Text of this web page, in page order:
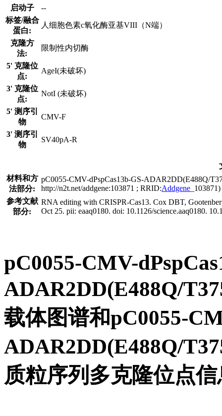
启动子
--
标签/融合
蛋白:
人细胞色素c氧化酶亚基VIII（N端）
克隆方
法:
限制性内切酶
5' 克隆位
点:
AgeI(未破坏)
3' 克隆位
点:
NotI (未破坏)
5' 测序引
物
CMV-F
3' 测序引
物
SV40pA-R
材料和方
法部分:
pC0055-CMV-dPspCas13b-GS-ADAR2DD(E488Q/
http://n2t.net/addgene:103871 ; RRID:Addgene _103871)
参考文献
部分:
RNA editing with CRISPR-Cas13. Cox DBT,
Oct 25. pii: eaaq0180. doi: 10.1126/science.aaq0180.
pC0055-CMV-
ADAR2DD(E488Q/
载体图谱和pC0055-
ADAR2DD(E488Q/
质粒序列多克隆位点信